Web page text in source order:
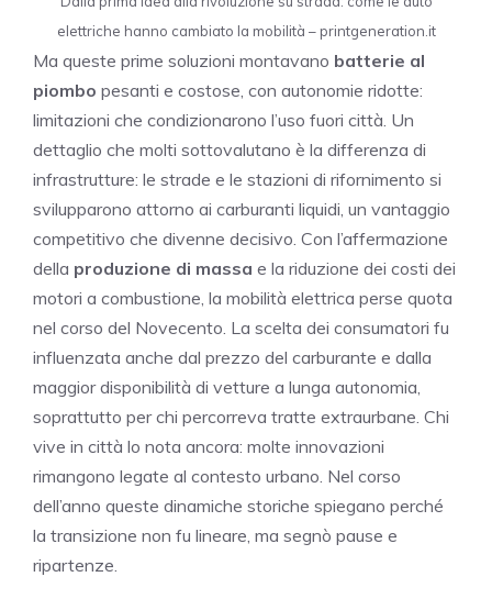
elettriche hanno cambiato la mobilità – printgeneration.it
Ma queste prime soluzioni montavano batterie al
piombo pesanti e costose, con autonomie ridotte:
limitazioni che condizionarono l’uso fuori città. Un
dettaglio che molti sottovalutano è la differenza di
infrastrutture: le strade e le stazioni di rifornimento si
svilupparono attorno ai carburanti liquidi, un vantaggio
competitivo che divenne decisivo. Con l’affermazione
della produzione di massa e la riduzione dei costi dei
motori a combustione, la mobilità elettrica perse quota
nel corso del Novecento. La scelta dei consumatori fu
influenzata anche dal prezzo del carburante e dalla
maggior disponibilità di vetture a lunga autonomia,
soprattutto per chi percorreva tratte extraurbane. Chi
vive in città lo nota ancora: molte innovazioni
rimangono legate al contesto urbano. Nel corso
dell’anno queste dinamiche storiche spiegano perché
la transizione non fu lineare, ma segnò pause e
ripartenze.